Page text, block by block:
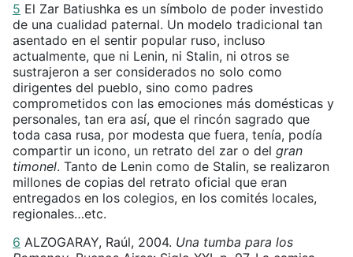
5 El Zar Batiushka es un símbolo de poder investido
de una cualidad paternal. Un modelo tradicional tan
asentado en el sentir popular ruso, incluso
actualmente, que ni Lenin, ni Stalin, ni otros se
sustrajeron a ser considerados no solo como
dirigentes del pueblo, sino como padres
comprometidos con las emociones más domésticas y
personales, tan era así, que el rincón sagrado que
toda casa rusa, por modesta que fuera, tenía, podía
compartir un icono, un retrato del zar o del gran
timonel. Tanto de Lenin como de Stalin, se realizaron
millones de copias del retrato oficial que eran
entregados en los colegios, en los comités locales,
regionales…etc.
6 ALZOGARAY, Raúl, 2004. Una tumba para los